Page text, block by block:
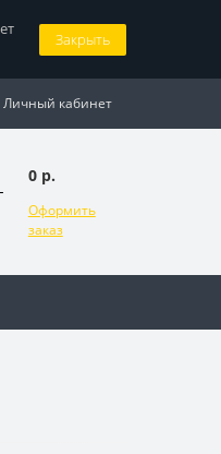
Закрыть
Личный кабинет
0 р.
Оформить
заказ